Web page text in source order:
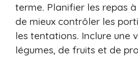
terme. Planifier les repas
de mieux contrôler les
les tentations. Inclure une
légumes, de fruits et de